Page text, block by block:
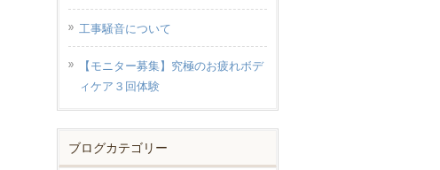
工事騒音について
【モニター募集】究極のお疲れボデ
ィケア３回体験
ブログカテゴリー